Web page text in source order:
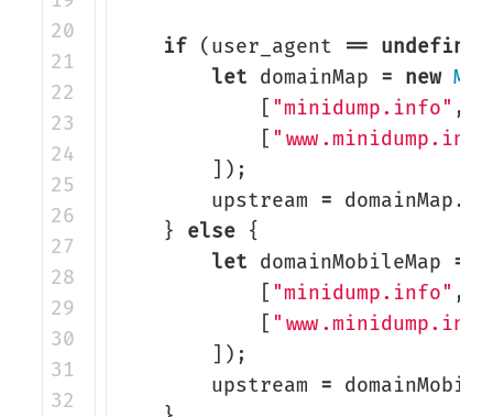
20
21
22
23
24
25
26
27
28
29
30
31
32
if ( user_agent ==
undefined
let
domainMap = new Map
"minidump.info" ,
]);
upstream
= domainMap.
}
else
{
let
domainMobileMap =
"minidump.info" ,
]);
upstream
=